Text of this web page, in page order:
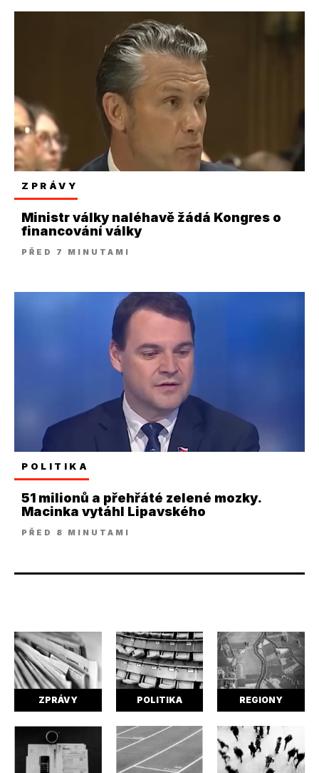
ZPRÁVY
Ministr války naléhavě žádá Kongres o
financování války
PŘED 7 MINUTAMI
POLITIKA
51 milionů a přehřáté zelené mozky.
Macinka vytáhl Lipavského
PŘED 8 MINUTAMI
ZPRÁVY POLITIKA REGIONY